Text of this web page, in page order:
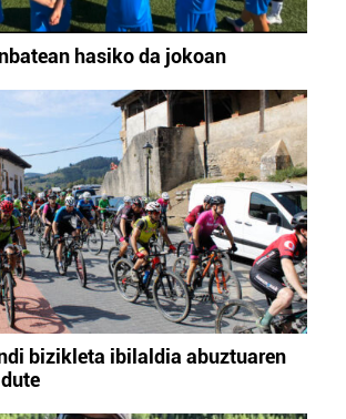
hasiko da jokoan
bizikleta ibilaldia abuztuaren